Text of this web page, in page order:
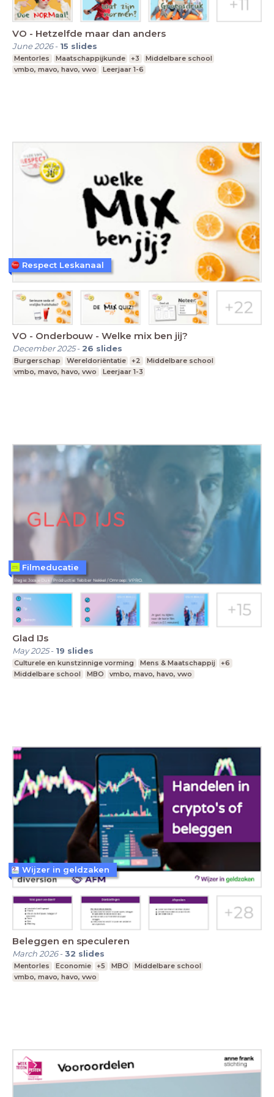
VO - Hetzelfde maar dan anders
June 2026- 15 slides
Mentorles Maatschappijkunde +3
Middelbare school
vmbo, mavo, havo, vwo
Leerjaar 1-6
VO - Onderbouw - Welke mix ben jij?
December 2025- 26 slides
Burgerschap Wereldoriëntatie +2
Middelbare school
vmbo, mavo, havo, vwo
Leerjaar 1-3
Respect Leskanaal
Glad IJs
May 2025- 19 slides
Culturele en kunstzinnige vorming Mens & Maatschappij
+6
Middelbare school
MBO vmbo, mavo, havo, vwo
Filmeducatie
Beleggen en speculeren
March 2026-32 slides
Mentorles Economie +5 MBO
Middelbare school
vmbo, mavo, havo, vwo
Wijzer in geldzaken